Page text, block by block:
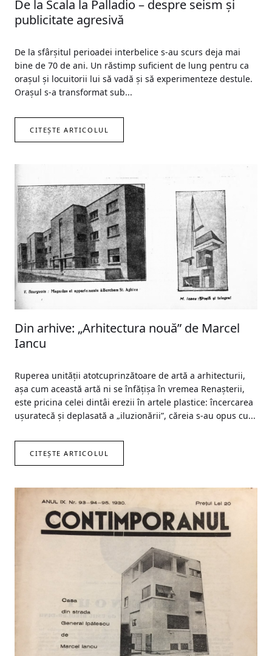
De la Scala la Palladio – despre seism și
publicitate agresivă
De la sfârșitul perioadei interbelice s-au scurs deja mai
bine de 70 de ani. Un răstimp suficient de lung pentru ca
orașul și locuitorii lui să vadă și să experimenteze destule.
Orașul s-a transformat sub...
CITEȘTE ARTICOLUL
Din arhive: „Arhitectura nouă” de Marcel
Iancu
Ruperea unității atotcuprinzătoare de artă a arhitecturii,
așa cum această artă ni se înfățișa în vremea Renașterii,
este pricina celei dintâi erezii în artele plastice: încercarea
ușuratecă și deplasată a „iluzionării”, căreia s-au opus cu...
CITEȘTE ARTICOLUL